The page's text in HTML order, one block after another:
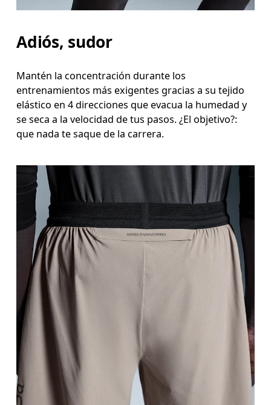
Adiós, sudor
Mantén la concentración durante los
entrenamientos más exigentes gracias a su tejido
elástico en 4 direcciones que evacua la humedad y
se seca a la velocidad de tus pasos. ¿El objetivo?:
que nada te saque de la carrera.